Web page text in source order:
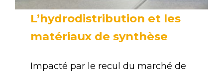
L’hydrodistribution et les
matériaux de synthèse
Impacté par le recul du marché de